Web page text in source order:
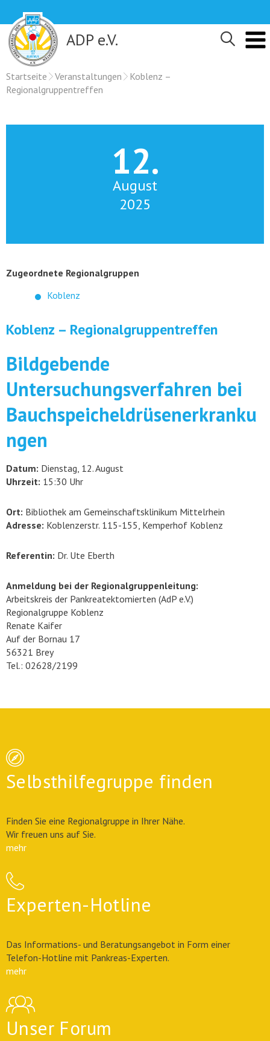
content
ADP e.V.
Startseite Veranstaltungen
Koblenz –
Regionalgruppentreffen
12.
August
2025
Zugeordnete Regionalgruppen
Koblenz
Koblenz – Regionalgruppentreffen
Bildgebende
Untersuchungsverfahren bei
Bauchspeicheldrüsenerkranku
ngen
Datum: Dienstag, 12. August
Uhrzeit: 15:30 Uhr
Ort: Bibliothek am Gemeinschaftsklinikum Mittelrhein
Adresse: Koblenzerstr. 115-155, Kemperhof Koblenz
Referentin: Dr. Ute Eberth
Anmeldung bei der Regionalgruppenleitung:
Arbeitskreis der Pankreatektomierten (AdP e.V.)
Regionalgruppe Koblenz
Renate Kaifer
Auf der Bornau 17
56321 Brey
Tel.: 02628/2199
Selbsthilfegruppe finden
Finden Sie eine Regionalgruppe in Ihrer Nähe.
Wir freuen uns auf Sie.
mehr
Experten-Hotline
Das Informations- und Beratungsangebot in Form einer
Telefon-Hotline mit Pankreas-Experten.
mehr
Unser Forum